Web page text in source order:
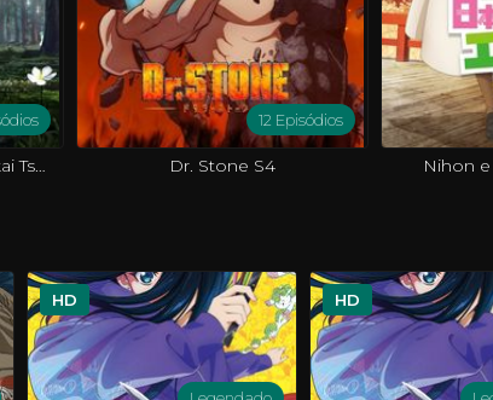
Around 40 Otoko no Isekai Tsuuhan
12 Episódios
Dr. Stone S4 Nihon
HD HD